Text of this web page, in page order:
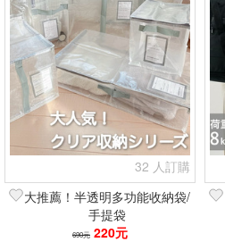
32 人訂購
大推薦！半透明多功能收納袋/
手提袋
690元 220元